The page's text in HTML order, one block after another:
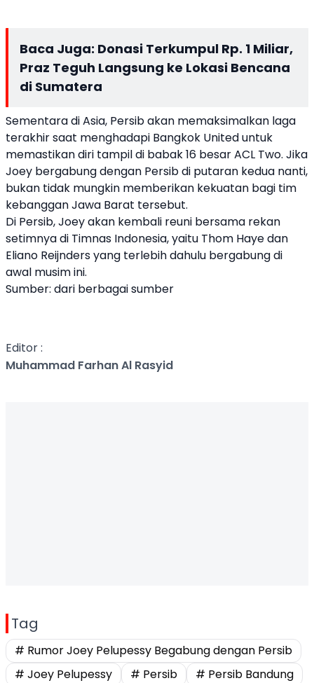
Baca Juga: Donasi Terkumpul Rp. 1 Miliar,
Praz Teguh Langsung ke Lokasi Bencana
di Sumatera
Sementara di Asia, Persib akan memaksimalkan laga
terakhir saat menghadapi Bangkok United untuk
memastikan diri tampil di babak 16 besar ACL Two. Jika
Joey bergabung dengan Persib di putaran kedua nanti,
bukan tidak mungkin memberikan kekuatan bagi tim
kebanggan Jawa Barat tersebut.
Di Persib, Joey akan kembali reuni bersama rekan
setimnya di Timnas Indonesia, yaitu Thom Haye dan
Eliano Reijnders yang terlebih dahulu bergabung di
awal musim ini.
Sumber: dari berbagai sumber
Editor :
Muhammad Farhan Al Rasyid
Tag
# Rumor Joey Pelupessy Begabung dengan Persib
# Joey Pelupessy
# Persib
# Persib Bandung